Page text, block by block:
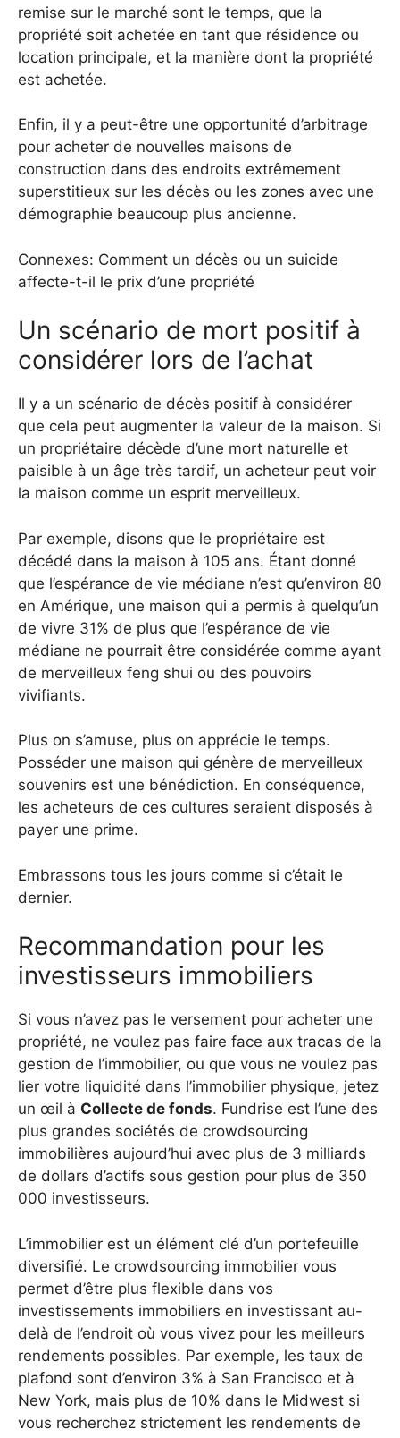
remise sur le marché sont le temps, que la
propriété soit achetée en tant que résidence ou
location principale, et la manière dont la propriété
est achetée.
Enfin, il y a peut-être une opportunité d’arbitrage
pour acheter de nouvelles maisons de
construction dans des endroits extrêmement
superstitieux sur les décès ou les zones avec une
démographie beaucoup plus ancienne.
Connexes: Comment un décès ou un suicide
affecte-t-il le prix d’une propriété
Un scénario de mort positif à
considérer lors de l’achat
Il y a un scénario de décès positif à considérer
que cela peut augmenter la valeur de la maison. Si
un propriétaire décède d’une mort naturelle et
paisible à un âge très tardif, un acheteur peut voir
la maison comme un esprit merveilleux.
Par exemple, disons que le propriétaire est
décédé dans la maison à 105 ans. Étant donné
que l’espérance de vie médiane n’est qu’environ 80
en Amérique, une maison qui a permis à quelqu’un
de vivre 31% de plus que l’espérance de vie
médiane ne pourrait être considérée comme ayant
de merveilleux feng shui ou des pouvoirs
vivifiants.
Plus on s’amuse, plus on apprécie le temps.
Posséder une maison qui génère de merveilleux
souvenirs est une bénédiction. En conséquence,
les acheteurs de ces cultures seraient disposés à
payer une prime.
Embrassons tous les jours comme si c’était le
dernier.
Recommandation pour les
investisseurs immobiliers
Si vous n’avez pas le versement pour acheter une
propriété, ne voulez pas faire face aux tracas de la
gestion de l’immobilier, ou que vous ne voulez pas
lier votre liquidité dans l’immobilier physique, jetez
un œil à Collecte de fonds. Fundrise est l’une des
plus grandes sociétés de crowdsourcing
immobilières aujourd’hui avec plus de 3 milliards
de dollars d’actifs sous gestion pour plus de 350
000 investisseurs.
L’immobilier est un élément clé d’un portefeuille
diversifié. Le crowdsourcing immobilier vous
permet d’être plus flexible dans vos
investissements immobiliers en investissant au-
delà de l’endroit où vous vivez pour les meilleurs
rendements possibles. Par exemple, les taux de
plafond sont d’environ 3% à San Francisco et à
New York, mais plus de 10% dans le Midwest si
vous recherchez strictement les rendements de